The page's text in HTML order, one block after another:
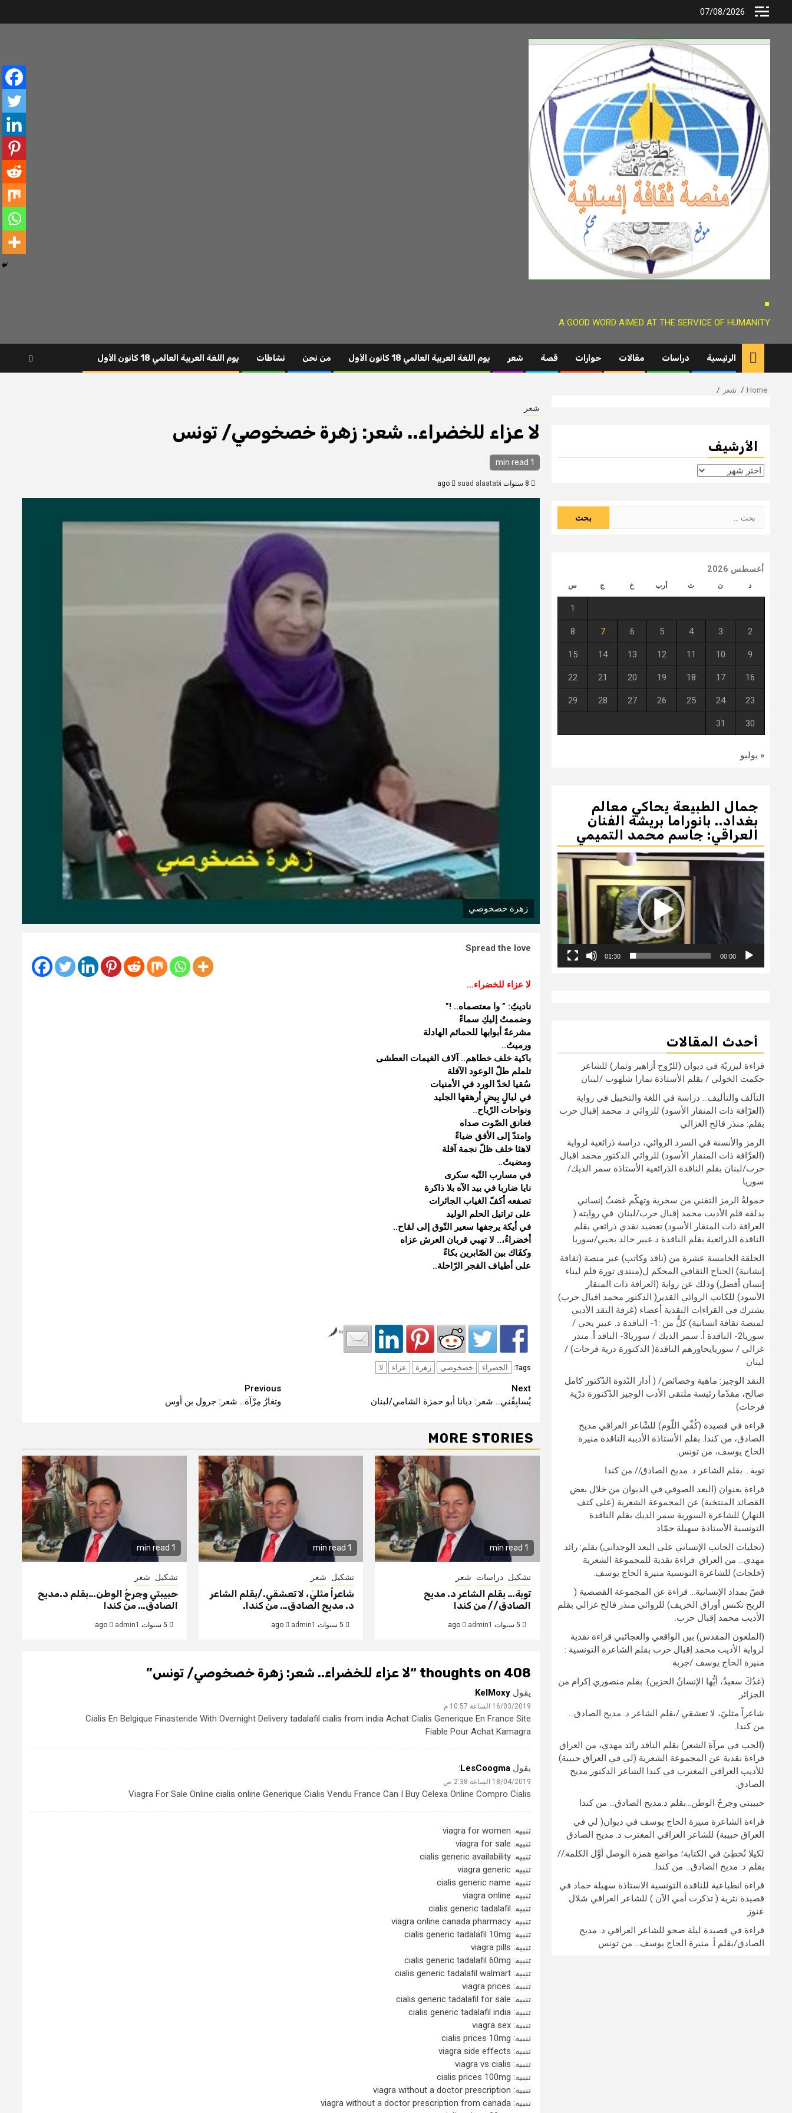
07/08/2026
.
A GOOD WORD AIMED AT THE SERVICE OF HUMANITY
الرئيسية دراسات مقالات حوارات قصة شعر يوم اللغة العربية العالمي 18 كانون الأول من نحن نشاطات يوم اللغة العربية العالمي 18 كانون الأول
Home شعر
شعر
لا عزاء للخضراء.. شعر: زهرة خصخوصي/ تونس
1 min read
suad alaatabi
زهرة خصخوصي
Spread the love
لا عزاء للخضراء…
ناديتُِ: ” وا معتصماه.. !”
وضممتُ إليكِ سماءً
مشرعةً أبوابها للحمائم الهادلة
ورميتُ..
باكية خلف خطاهم.. آلاف الغيمات العطشى
تلملم طلّ الوعود الآفلة
سُقيا لخدّ الورد في الأمنيات
في ليالٍ بِيضٍ أرهقها الجليد
ونواحات الرّياح..
فعانق الصّوت صداه
وامتدّ إلى الأفق ضياءً
لاهثا خلف ظلّ نجمة آفلة
ومضيتُ..
في مسارب التّيه سكرى
نايا ضاربا في بيد الآه بلا ذاكرة
تصفعه أكفّ الغياب الجائرات
على تراتيل الحلم الوليد
في أيكة يرجفها سعير التّوق إلى لقاح..
أخضراءُ،.. لا تهبي قربان العرش عزاه
وكفَاك بين الصّابرين بكاءً
على أطياف الفجر الرّاحلة..
by
Tags: الخصراء خصخوصي زهرة عزاء لا
Continue
Reading
Previous
وتغارُ مِرْآة.. شعر: جرول بن أوس
Next
يُسابِقُني.. شعر: ديانا أبو حمزة الشامي/لبنان
MORE STORIES
1 min read
تشكيل دراسات شعر
توبة… بقلم الشاعر د. مديح
الصادق// من كندا
admin1
1 min read
تشكيل شعر
شاعراً مثليَ، لا تعشقي./بقلم الشاعر
د. مديح الصادق… من كندا.
admin1
1 min read
تشكيل شعر
حبيبتي وجرحُ الوطن…بقلم د.مديح
الصادق… من كندا
admin1
408 thoughts on “ لا عزاء للخضراء.. شعر: زهرة خصخوصي/ تونس”
يقول KelMoxy
:
16/03/2019 الساعة 10:57 م
Cialis En Belgique Finasteride With Overnight Delivery tadalafil cialis from india Achat Cialis Generique En France Site
Fiable Pour Achat Kamagra
يقول LesCoogma
:
18/04/2019 الساعة 2:38 ص
Viagra For Sale Online cialis online Generique Cialis Vendu France Can I Buy Celexa Online Compro Cialis
تنبيه: viagra for women
تنبيه: viagra for sale
تنبيه: cialis generic availability
تنبيه: viagra generic
تنبيه: cialis generic name
تنبيه: viagra online
تنبيه: cialis generic tadalafil
تنبيه: viagra online canada pharmacy
تنبيه: cialis generic tadalafil 10mg
تنبيه: viagra pills
تنبيه: cialis generic tadalafil 60mg
تنبيه: cialis generic tadalafil walmart
تنبيه: viagra prices
تنبيه: cialis generic tadalafil for sale
تنبيه: cialis generic tadalafil india
تنبيه: viagra sex
تنبيه: cialis prices 10mg
تنبيه: viagra side effects
تنبيه: viagra vs cialis
تنبيه: cialis prices 100mg
تنبيه: viagra without a doctor prescription
تنبيه: viagra without a doctor prescription from canada
الأرشيف
الأرشيف
أغسطس 2026
د ن ث أرب خ ج س
1
2
3
4
5
6
7
8
9
10
11
12
13
14
15
16
17
18
19
20
21
22
23
24
25
26
27
28
29
30
31
« يوليو
جمال الطبيعة يحاكي معالم
بغداد.. بانوراما بريشة الفنان
العراقي: جاسم محمد التميمي
مشغل
00:00
01:30
أحدث المقالات
قراءة ليزريّة في ديوان (للرّوح أزاهير وثمار) للشاعر
حكمت الخولي / بقلم الأستاذة تمارا شلهوب /لبنان
التآلف والتأليف… دراسة في اللغة والتخييل في رواية
(العرّافة ذات المنقار الأسود) للروائي د. محمد إقبال حرب
بقلم: منذر فالح الغزالي
الرمز والأنسنة في السرد الروائي، دراسة ذرائعية لرواية
(العرَّافة ذات المنقار الأسود) للروائي الدكتور محمد اقبال
حرب/لبنان بقلم الناقدة الذرائعية الأستاذة سمر الديك/
سوريا
حمولةُ الرمز التقني من سخرية وتهكّم غضبٌ إنساني
يدلقه قلم الأديب محمد إقبال حرب/لبنان. في روايته (
العرافة ذات المنقار الأسود) تعضيد نقدي ذرائعي بقلم
الناقدة الذرائعية بقلم الناقدة د.عبير خالد يحيي/سوريا
الحلقة الخامسة عشرة من (ناقد وكاتب) عبر منصة (ثقافة
إنشانية) الجناح الثقافي المحكم ل(منتدى ثورة قلم لبناء
إنسان أفضل) وذلك عن رواية (العرافة ذات المنقار
الأسود) للكاتب الروائي القدير( الدكتور محمد اقبال حرب)
يشترك في القراءات النقدية أعضاء (غرفة النقد الأدبي
لمنصة ثقافة انسانية) كلٌّ من :1- الناقدة د. عبير يحي /
سوريا2- الناقدة أ. سمر الديك / سوريا3- الناقد أ. منذر
غزالي / سوريايحاورهم الناقدة( الدكتورة درية فرحات) /
لبنان
النقد الوجيز: ماهية وخصائص/ ( أدار النّدوة الدّكتور كامل
صالح، مقدّما رئيسة ملتقى الأدب الوجيز الدّكتورة درّية
فرحات)
قراءة في قصيدة (كُفِّي اللّوم) للشّاعر العراقي مديح
الصادق، من كندا. بقلم الأستاذة الأديبة الناقدة منيرة
الحاج يوسف، من تونس.
توبة… بقلم الشاعر د. مديح الصادق// من كندا
قراءة بعنوان (البعد الصوفي في الديوان من خلال بعض
القصائد المنتخبة) عن المجموعة الشعرية (على كتف
النهار) للشاعرة السورية سمر الديك بقلم الناقدة
التونسية الأستاذة سهيلة حمّاد
(تجليات الجانب الإنساني على البعد الوجداني) بقلم: رائد
مهدي… من العراق. قراءة نقدية للمجموعة الشعرية
(خلجات) للشاعرة التونسية منيرة الحاج يوسف.
قصّ بمداد الإنسانية… قراءة عن المجموعة القصصية (
الريح تكنس أوراق الخريف) للروائي منذر فالح غزالي بقلم
الأديب محمد إقبال حرب.
(الملعون المقدس) بين الواقعي والعجائبي قراءة نقدية
لرواية الأديب محمد إقبال حرب بقلم الشاعرة التونسية :
منيرة الحاج يوسف /جربة
(غدُكَ سعيدٌ، أيُّها الإنسانُ الحزين). بقلم منصوري إكرام من
الجزائر
شاعراً مثليَ، لا تعشقي./بقلم الشاعر د. مديح الصادق…
من كندا.
(الحب في مرآة الشعر) بقلم الناقد رائد مهدي، من العراق
قراءة نقدية عن المجموعة الشعرية (لي في العراق حبيبة)
للأديب العراقي المغترب في كندا الشاعر الدكتور مديح
الصادق.
حبيبتي وجرحُ الوطن…بقلم د.مديح الصادق… من كندا
قراءة الشاعرة منيرة الحاج يوسف في ديوان( لي في
العراق حبيبة) للشاعر العراقي المغترب د. مديح الصادق
لكيلا نُخطِئ في الكتابة؛ مواضع همزة الوصل أوَّل الكلمة.//
بقلم د. مديح الصادق… من كندا.
قراءة انطباعية للناقدة التونسية الاستاذة سهيلة حماد في
قصيدة نثرية ( تذكرت أمي الآن ) للشاعر العراقي شلال
عنوز
قراءة في قصيدة ليلة صحو للشاعر العراقي د. مديح
الصادق/بقلم أ. منيرة الحاج يوسف… من تونس